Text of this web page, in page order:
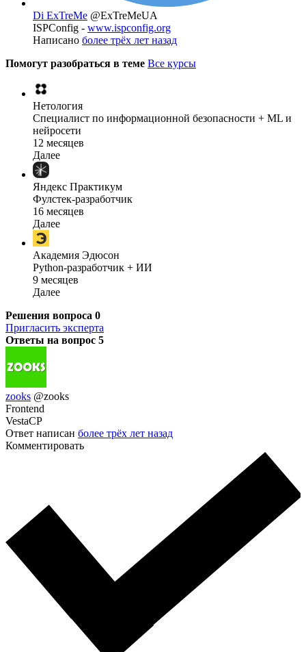
Di ExTreMe @ExTreMeUA
ISPConfig - www.ispconfig.org
Написано более трёх лет назад
Помогут разобраться в теме Все курсы
Нетология
Специалист по информационной безопасности + ML и
нейросети
12 месяцев
Далее
Яндекс Практикум
Фулстек-разработчик
16 месяцев
Далее
Академия Эдюсон
Python-разработчик + ИИ
9 месяцев
Далее
Решения вопроса 0
Пригласить эксперта
Ответы на вопрос 5
zooks @zooks
Frontend
VestaCP
Ответ написан более трёх лет назад
Комментировать